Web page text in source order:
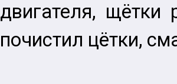
двигателя, щётки
почистил цётки,